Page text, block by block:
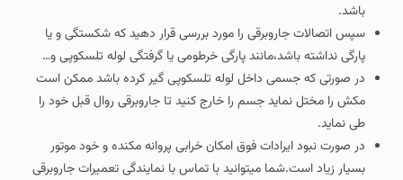
باشد.
سپس اتصالات جاروبرقی را مورد بررسی قرار دهید که شکستگی و یا
پارگی نداشته باشد،مانند پارگی خرطومی یا گرفتگی لوله تلسکوپی و…
در صورتی که جسمی داخل لوله تلسکوپی گیر کرده باشد ممکن است
مکش را مختل نماید جسم را خارج کنید تا جاروبرقی روال قبل خود را
طی نماید.
در صورت نبود ایرادات فوق امکان خرابی پروانه مکنده و خود موتور
بسیار زیاد است.شما میتوانید با تماس با نمایندگی تعمیرات جاروبرقی